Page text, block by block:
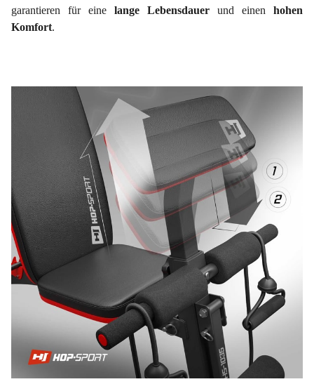
garantieren für eine lange Lebensdauer und einen hohen
Komfort.